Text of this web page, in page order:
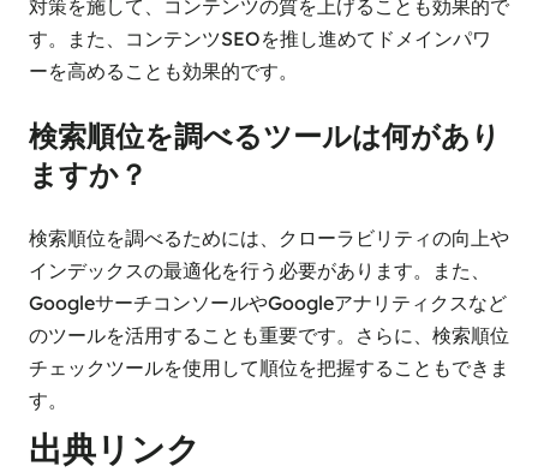
対策を施して、コンテンツの質を上げることも効果的で
す。また、コンテンツSEOを推し進めてドメインパワ
ーを高めることも効果的です。
検索順位を調べるツールは何があり
ますか？
検索順位を調べるためには、クローラビリティの向上や
インデックスの最適化を行う必要があります。また、
GoogleサーチコンソールやGoogleアナリティクスなど
のツールを活用することも重要です。さらに、検索順位
チェックツールを使用して順位を把握することもできま
す。
出典リンク